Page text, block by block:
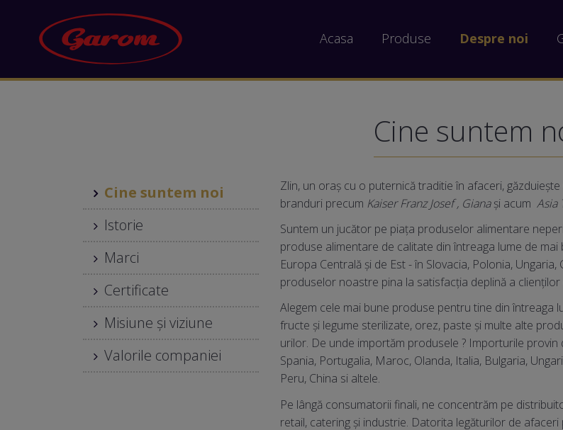
Acasa Produse Despre noi
Cine suntem
Cine suntem noi
Istorie
Marci
Certificate
Misiune și viziune
Valorile companiei
Zlin, un oraș cu o puternică traditie în afaceri,
branduri precum Kaiser Franz Josef , Gianași acum Asia
Suntem un jucător pe piața produselor alimentare
produse alimentare de calitate din întreaga lume de
Europa Centrală și de Est - în Slovacia, Polonia,
produselor noastre pina la satisfacția deplină a
Alegem cele mai bune produse pentru tine din întreaga
fructe și legume sterilizate, orez, paste și multe alte
urilor. De unde importăm produsele ? Importurile provin
Spania, Portugalia, Maroc, Olanda, Italia, Bulgaria,
Peru, China si altele.
Pe lângă consumatorii finali, ne concentrăm pe
retail, catering și industrie. Datorita legăturilor de